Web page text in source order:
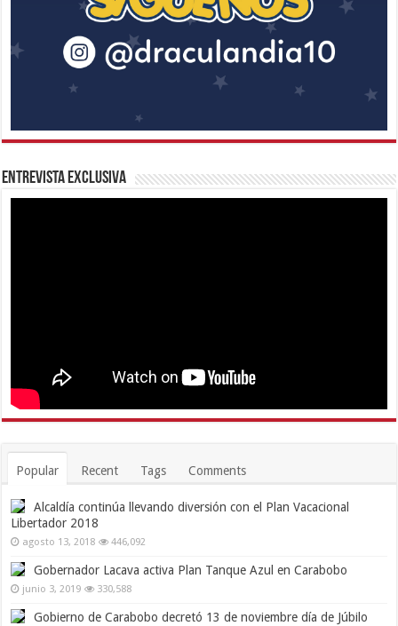
Entrevista Exclusiva
Popular Recent Tags Comments
Alcaldía continúa llevando diversión con el Plan Vacacional
Libertador 2018
agosto 13, 2018 446,092
Gobernador Lacava activa Plan Tanque Azul en Carabobo
junio 3, 2019 330,588
Gobierno de Carabobo decretó 13 de noviembre día de Júbilo